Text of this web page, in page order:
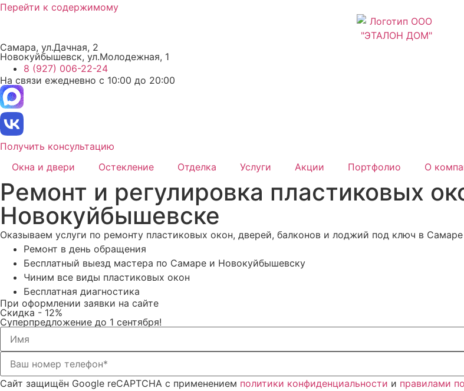
Перейти к содержимому
Самара, ул.Дачная, 2
Новокуйбышевск, ул.Молодежная, 1
8 (927) 006-22-24
На связи ежедневно с 10:00 до 20:00
Получить консультацию
Окна и двери
Остекление Отделка Услуги Акции Портфолио О
Ремонт и регулировка пластиковых
Новокуйбышевске
Оказываем услуги по ремонту пластиковых окон, дверей, балконов и лоджий под ключ в
Ремонт в день обращения
Бесплатный выезд мастера по Самаре и Новокуйбышевску
Чиним все виды пластиковых окон
Бесплатная диагностика
При оформлении заявки на сайте
Скидка - 12%
Суперпредложение до 1 сентября!
Сайт защищён Google reCAPTCHA с применением политики конфиденциальности и правилами